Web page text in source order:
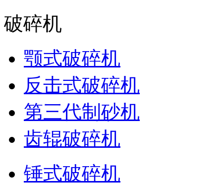
破碎机
颚式破碎机
反击式破碎机
第三代制砂机
齿辊破碎机
锤式破碎机